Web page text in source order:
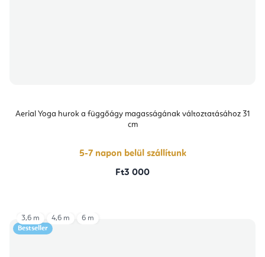
Aerial Yoga hurok a függőágy magasságának változtatásához 31
cm
5-7 napon belül szállítunk
Ft3 000
Bestseller
3,6 m 4,6 m 6 m